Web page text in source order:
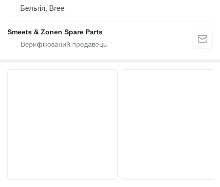
Бельгія, Bree
Smeets & Zonen Spare Parts